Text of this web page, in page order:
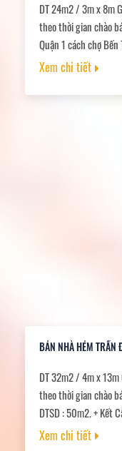
DT 24m2 / 3m x 8m
theo thời gian chào
Quận 1 cách chợ
trung tâm, rất nhiều
4PN, 5WC, ban
Xem chi tiết
BÁN NHÀ HẺM TRẦN
DT 32m2 / 4m x
theo thời gian chào
DTSD : 50m2. + Kết
khách, Bếp, 2 Phòng
Xem chi tiết